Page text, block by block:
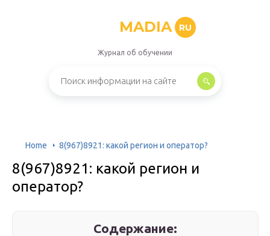
MADIA RU
Журнал об обучении
Home 8(967)8921: какой регион и оператор?
8(967)8921: какой регион и
оператор?
Содержание: